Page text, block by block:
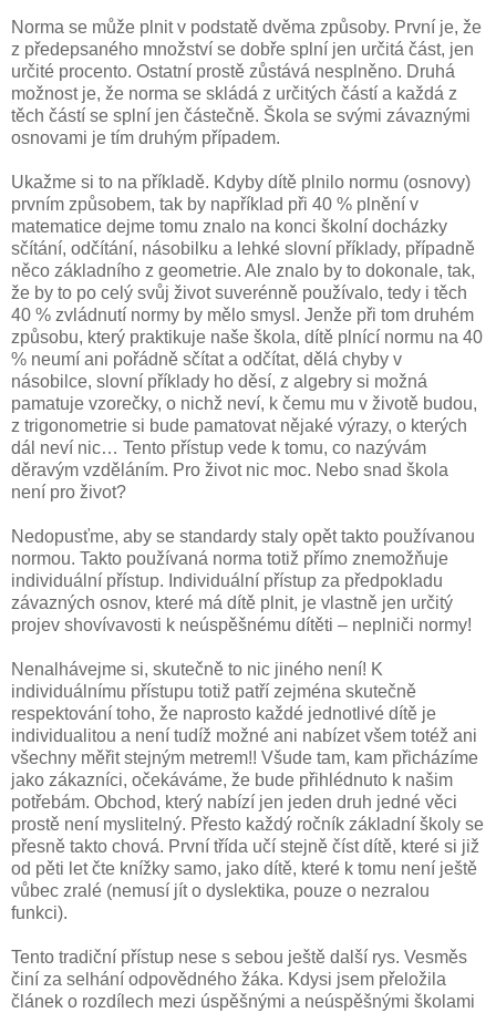
Norma se může plnit v podstatě dvěma způsoby. První je, že
z předepsaného množství se dobře splní jen určitá část, jen
určité procento. Ostatní prostě zůstává nesplněno. Druhá
možnost je, že norma se skládá z určitých částí a každá z
těch částí se splní jen částečně. Škola se svými závaznými
osnovami je tím druhým případem.
Ukažme si to na příkladě. Kdyby dítě plnilo normu (osnovy)
prvním způsobem, tak by například při 40 % plnění v
matematice dejme tomu znalo na konci školní docházky
sčítání, odčítání, násobilku a lehké slovní příklady, případně
něco základního z geometrie. Ale znalo by to dokonale, tak,
že by to po celý svůj život suverénně používalo, tedy i těch
40 % zvládnutí normy by mělo smysl. Jenže při tom druhém
způsobu, který praktikuje naše škola, dítě plnící normu na 40
% neumí ani pořádně sčítat a odčítat, dělá chyby v
násobilce, slovní příklady ho děsí, z algebry si možná
pamatuje vzorečky, o nichž neví, k čemu mu v životě budou,
z trigonometrie si bude pamatovat nějaké výrazy, o kterých
dál neví nic… Tento přístup vede k tomu, co nazývám
děravým vzděláním. Pro život nic moc. Nebo snad škola
není pro život?
Nedopusťme, aby se standardy staly opět takto používanou
normou. Takto používaná norma totiž přímo znemožňuje
individuální přístup. Individuální přístup za předpokladu
závazných osnov, které má dítě plnit, je vlastně jen určitý
projev shovívavosti k neúspěšnému dítěti – neplniči normy!
Nenalhávejme si, skutečně to nic jiného není! K
individuálnímu přístupu totiž patří zejména skutečně
respektování toho, že naprosto každé jednotlivé dítě je
individualitou a není tudíž možné ani nabízet všem totéž ani
všechny měřit stejným metrem!! Všude tam, kam přicházíme
jako zákazníci, očekáváme, že bude přihlédnuto k našim
potřebám. Obchod, který nabízí jen jeden druh jedné věci
prostě není myslitelný. Přesto každý ročník základní školy se
přesně takto chová. První třída učí stejně číst dítě, které si již
od pěti let čte knížky samo, jako dítě, které k tomu není ještě
vůbec zralé (nemusí jít o dyslektika, pouze o nezralou
funkci).
Tento tradiční přístup nese s sebou ještě další rys. Vesměs
činí za selhání odpovědného žáka. Kdysi jsem přeložila
článek o rozdílech mezi úspěšnými a neúspěšnými školami